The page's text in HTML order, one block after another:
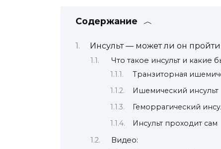
Содержание
Инсульт — может ли он
Что такое инсульт и какие
Транзиторная
Ишемический инсульт
Геморрагический
Инсульт проходит сам
Видео: